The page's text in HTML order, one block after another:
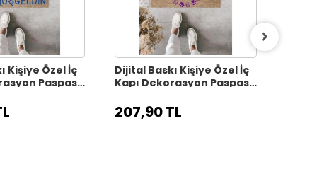
Kişiye Özel İç
Paspas
Dijital Baskı Kişiye Özel İç
Kapı Dekorasyon Paspas
207,90 TL